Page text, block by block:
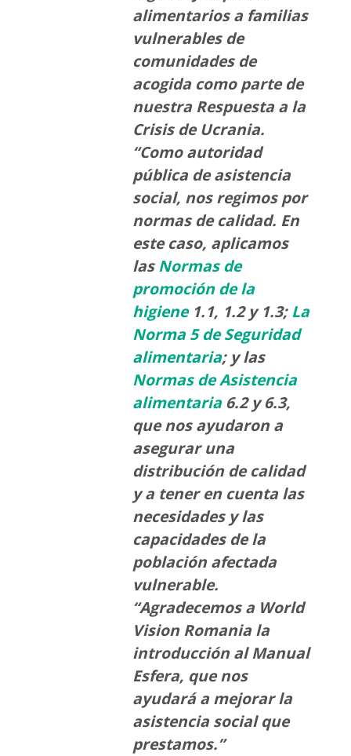
alimentarios a familias
vulnerables de
comunidades de
acogida como parte de
nuestra Respuesta a la
Crisis de Ucrania.
“Como autoridad
pública de asistencia
social, nos regimos por
normas de calidad. En
este caso, aplicamos
lasNormas de
promoción de la
higiene1.1, 1.2 y 1.3;La
Norma 5 de Seguridad
alimentaria; y las
Normas de Asistencia
alimentaria6.2 y 6.3,
que nos ayudaron a
asegurar una
distribución de calidad
y a tener en cuenta las
necesidades y las
capacidades de la
población afectada
vulnerable.
“Agradecemos a World
Vision Romania la
introducción al Manual
Esfera, que nos
ayudará a mejorar la
asistencia social que
prestamos.”